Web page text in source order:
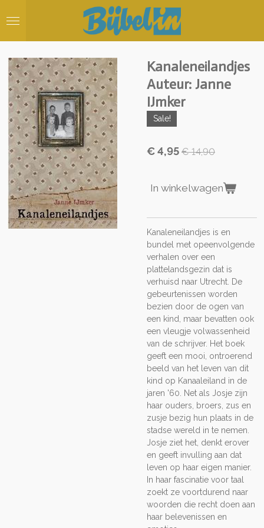
direct
hoofdinhoud
Kanaleneilandjes
Auteur: Janne
IJmker
Sale!
€ 4,95 € 14,90
In winkelwagen
Kanaleneilandjes is en
bundel met opeenvolgende
verhalen over een
plattelandsgezin dat is
verhuisd naar Utrecht. De
gebeurtenissen worden
bezien door de ogen van
een kind, maar bevatten ook
een vleugje volwassenheid
van de schrijver. Het boek
geeft een mooi, ontroerend
beeld van het leven van dit
kind op Kanaaleiland in de
jaren '60. Net als Josje zijn
haar ouders, broers, zus en
zusje bezig hun plaats in de
stadse wereld in te nemen.
Josje ziet het, denkt erover
en geeft invulling aan dat
leven op haar eigen manier.
In haar fascinatie voor taal
zoekt ze voortdurend naar
woorden die recht doen aan
haar belevenissen en